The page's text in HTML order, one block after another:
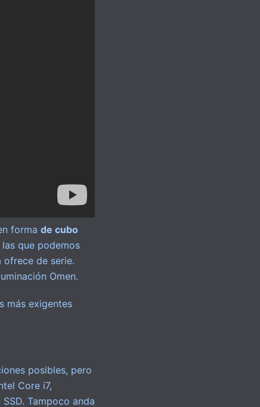
forma de cubo
que podemos
ofrece de serie.
Omen.
más exigentes
posibles, pero
Core i7,
Tampoco anda